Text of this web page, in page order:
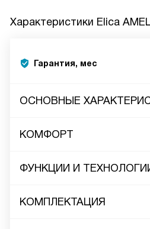
Характеристики Elica
Гарантия, мес
ОСНОВНЫЕ
КОМФОРТ
ФУНКЦИИ И
КОМПЛЕКТАЦИЯ